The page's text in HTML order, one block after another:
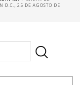
D.C., 25 DE AGOSTO DE